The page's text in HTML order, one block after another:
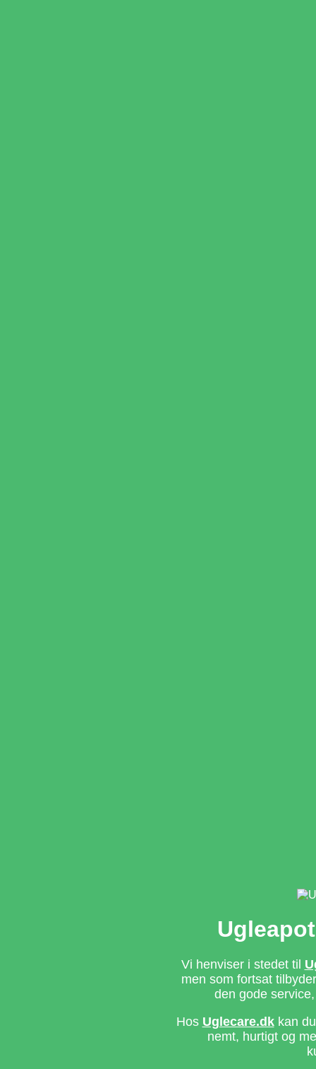
Vi henviser i stedet til
men som fortsat
den gode
Hos Uglecare.dkkan du
nemt, hurtigt og